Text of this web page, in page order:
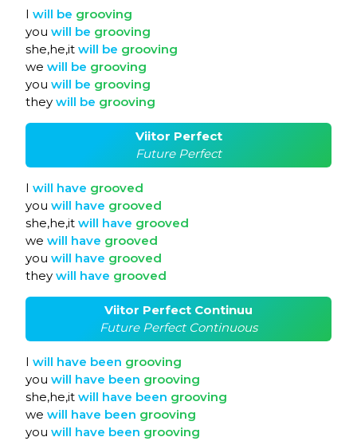
I will be grooving
you will be grooving
she,he,it will be grooving
we will be grooving
you will be grooving
they will be grooving
Viitor Perfect
Future Perfect
I will have grooved
you will have grooved
she,he,it will have grooved
we will have grooved
you will have grooved
they will have grooved
Viitor Perfect Continuu
Future Perfect Continuous
I will have been grooving
you will have been grooving
she,he,it will have been grooving
we will have been grooving
you will have been grooving